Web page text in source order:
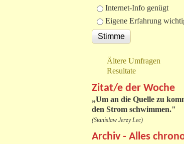
Internet-Info genügt
Eigene Erfahrung
Ältere Umfragen
Resultate
Zitat/e der Woche
„Um an die Quelle zu
den Strom schwimmen."
(Stanislaw Jerzy Lec)
Archiv - Alles